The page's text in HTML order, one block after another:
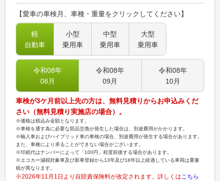
【愛車の車検月、車種・重量をクリックしてください】
軽
自動車
小型
乗用車
中型
乗用車
大型
乗用車
令和08年
08 月
令和08年
09 月
令和08年
10月
車検が3ケ月前以上先の方は、無料見積りからお申込みくだ
さい（無料見積り実施店の場合）。
※価格は税込み金額となります。
※車検を通す為に必要な部品交換が発生した場合は、別途費用がかかります。
※輸入車およびハイブリッド車の車検の場合、別途費用が発生する場合があります。
また、車種により承ることができない場合がございます。
※印紙代はナンバーによって「100円」程度前後する場合があります。
※エコカー減税対象車及び新車登録から13年及び18年以上経過している車両は重量
税が異なります。
※2026年11月1日より自賠責保険料が改定されます。詳しくはこちら